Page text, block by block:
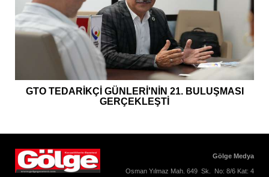
GTO TEDARİKÇİ GÜNLERİ'NİN 21. BULUŞMASI
GERÇEKLEŞTİ
Gölge Medya
Osman Yılmaz Mah. 649 Sk. No: 8/6 Kat: 4